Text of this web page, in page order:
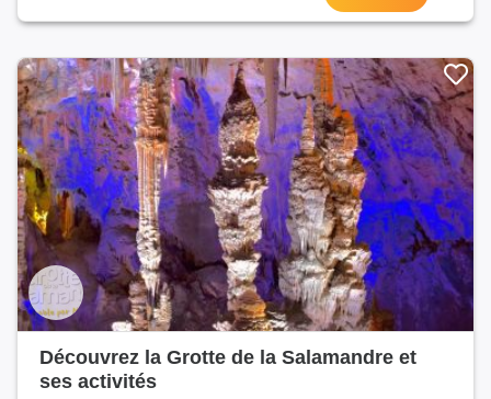
Découvrez la Grotte de la Salamandre et
ses activités